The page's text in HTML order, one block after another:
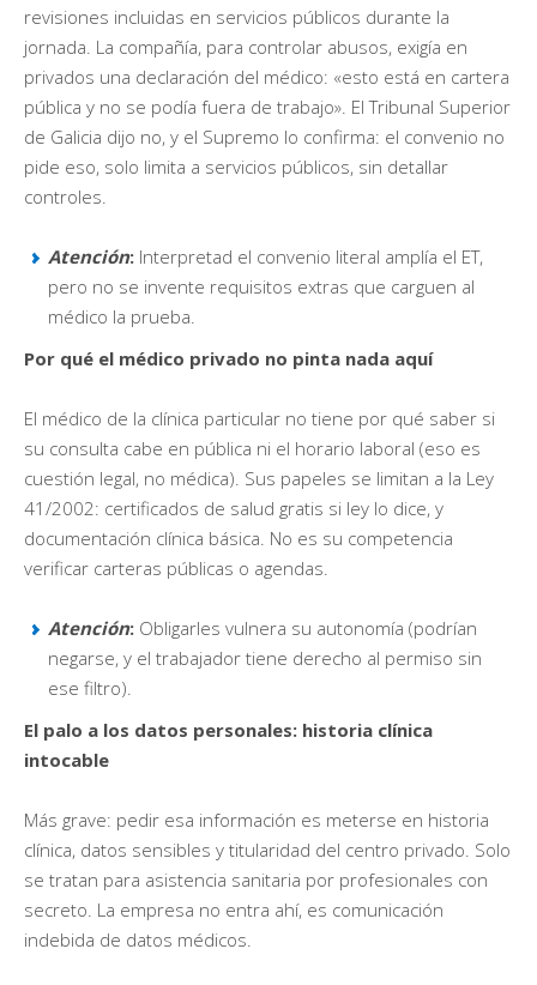
revisiones incluidas en servicios públicos durante la
jornada. La compañía, para controlar abusos, exigía en
privados una declaración del médico: «esto está en cartera
pública y no se podía fuera de trabajo». El Tribunal Superior
de Galicia dijo no, y el Supremo lo confirma: el convenio no
pide eso, solo limita a servicios públicos, sin detallar
controles.
Atención: Interpretad el convenio literal amplía el ET,
pero no se invente requisitos extras que carguen al
médico la prueba.
Por qué el médico privado no pinta nada aquí
El médico de la clínica particular no tiene por qué saber si
su consulta cabe en pública ni el horario laboral (eso es
cuestión legal, no médica). Sus papeles se limitan a la Ley
41/2002: certificados de salud gratis si ley lo dice, y
documentación clínica básica. No es su competencia
verificar carteras públicas o agendas.
Atención: Obligarles vulnera su autonomía (podrían
negarse, y el trabajador tiene derecho al permiso sin
ese filtro).
El palo a los datos personales: historia clínica
intocable
Más grave: pedir esa información es meterse en historia
clínica, datos sensibles y titularidad del centro privado. Solo
se tratan para asistencia sanitaria por profesionales con
secreto. La empresa no entra ahí, es comunicación
indebida de datos médicos.